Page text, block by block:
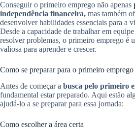
Conseguir o primeiro emprego não apenas
independência financeira, mas também
desenvolver habilidades essenciais para a
Desde a capacidade de trabalhar em
resolver problemas, o primeiro emprego é
valiosa para aprender e crescer.
Como se preparar para o primeiro emprego
Antes de começar a busca pelo primeiro
fundamental estar preparado. Aqui estão
ajudá-lo a se preparar para essa jornada:
Como escolher a área certa